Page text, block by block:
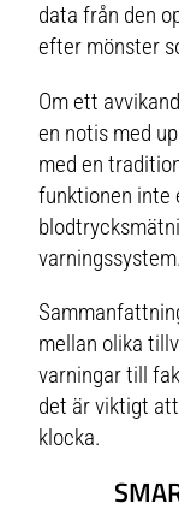
data från den
efter mönster
Om ett
en notis med
med en
funktionen inte
varningssystem.
mellan olika
varningar till
det är viktigt
klocka.